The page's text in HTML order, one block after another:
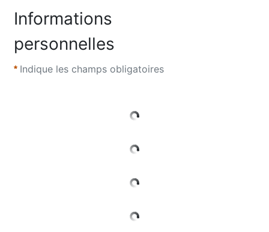
Informations
personnelles
Indique les champs obligatoires